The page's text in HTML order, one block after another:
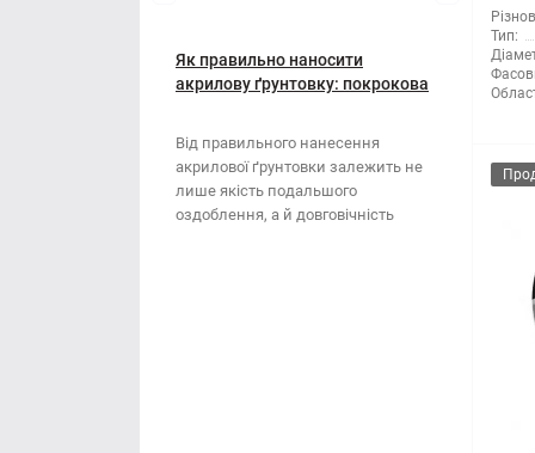
Наждачний папір
Стрічка
Викрутка
Губки для шліфування
Як правильно наносити
акрилову ґрунтовку: покрокова
Від правильного нанесення
акрилової ґрунтовки залежить не
лише якість подальшого
оздоблення, а й довговічність
Тип: